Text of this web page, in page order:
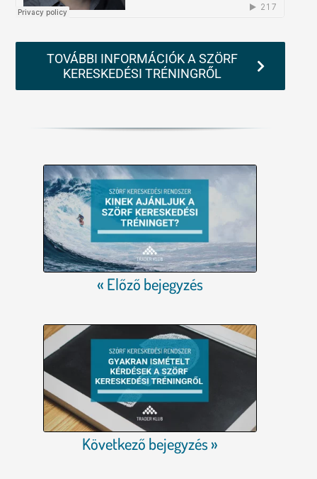
TOVÁBBI INFORMÁCIÓK A SZÖRF
KERESKEDÉSI TRÉNINGRŐL
« Előző bejegyzés
Következő bejegyzés »